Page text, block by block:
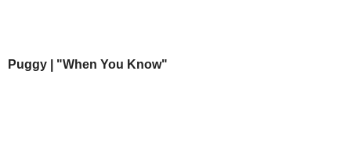
Puggy | "When You Know"